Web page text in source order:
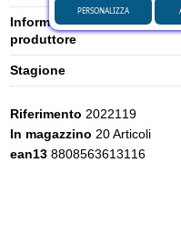
Informazioni di sicurezza
produttore
Stagione
Riferimento 2022119
In magazzino 20 Articoli
ean13 8808563613116
PERSONALIZZA